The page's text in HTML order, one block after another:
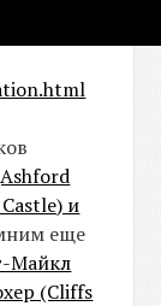
и
еще
Майкл
(Cliffs